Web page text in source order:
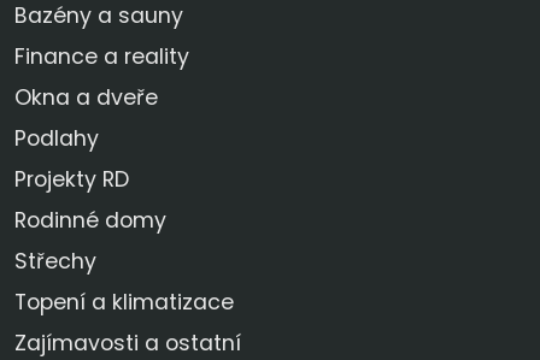
Bazény a sauny
Finance a reality
Okna a dveře
Podlahy
Projekty RD
Rodinné domy
Střechy
Topení a klimatizace
Zajímavosti a ostatní